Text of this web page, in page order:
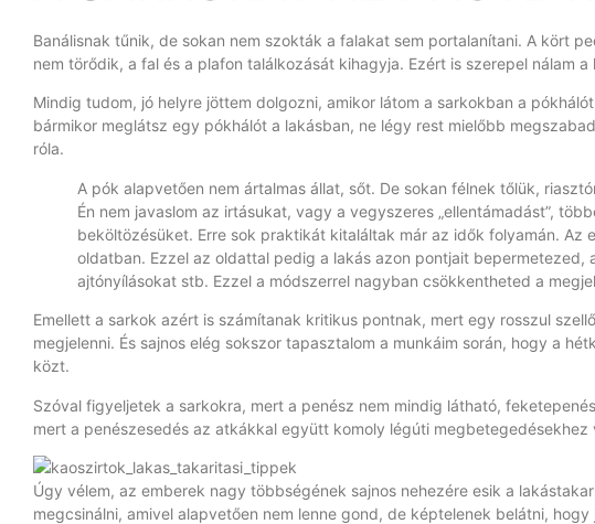
Banálisnak tűnik, de sokan nem szokták a falakat sem portalanítani. A kört
nem törődik, a fal és a plafon találkozását kihagyja. Ezért is szerepel nálam
Mindig tudom, jó helyre jöttem dolgozni, amikor látom a sarkokban a
bármikor meglátsz egy pókhálót a lakásban, ne légy rest mielőbb
róla.
A pók alapvetően nem ártalmas állat, sőt. De sokan félnek tőlük,
Én nem javaslom az irtásukat, vagy a vegyszeres „ellentámadást”,
beköltözésüket. Erre sok praktikát kitaláltak már az idők folyamán.
oldatban. Ezzel az oldattal pedig a lakás azon pontjait
ajtónyílásokat stb. Ezzel a módszerrel nagyban csökkentheted a
Emellett a sarkok azért is számítanak kritikus pontnak, mert egy rosszul
megjelenni. És sajnos elég sokszor tapasztalom a munkáim során, hogy a
közt.
Szóval figyeljetek a sarkokra, mert a penész nem mindig látható,
mert a penészesedés az atkákkal együtt komoly légúti megbetegedésekhez
Úgy vélem, az emberek nagy többségének sajnos nehezére esik a
megcsinálni, amivel alapvetően nem lenne gond, de képtelenek belátni,